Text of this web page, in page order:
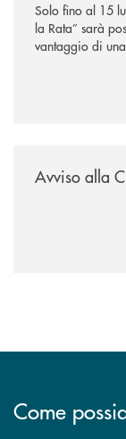
Solo fino al 15
la Rata” sarà
vantaggio di
Avviso alla
Come